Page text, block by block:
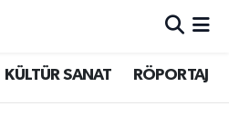
KÜLTÜR SANAT RÖPORTAJ